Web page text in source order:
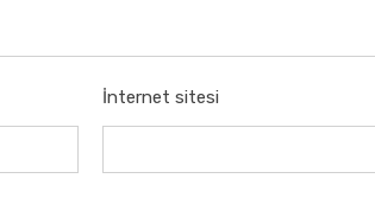
İnternet sitesi